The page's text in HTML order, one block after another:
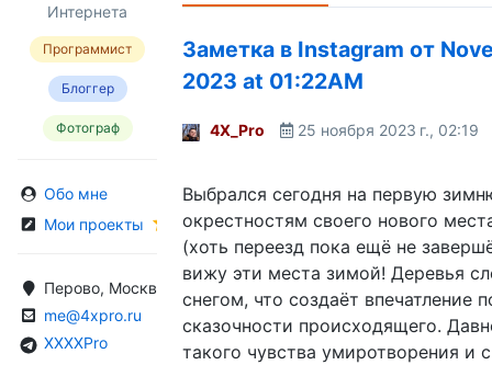
Интернета
Программист
Блоггер
Фотограф
Обо мне
Мои проекты
Перово, Москва, Россия
me@4xpro.ru
XXXXPro
Заметка в Instagram от
2023 at 01:22AM
4X_Pro 25 ноября 2023 г., 02:19
Выбрался сегодня на первую
окрестностям своего нового
(хоть переезд пока ещё не
вижу эти места зимой! Деревья
снегом, что создаёт впечатление
сказочности происходящего.
такого чувства умиротворения и